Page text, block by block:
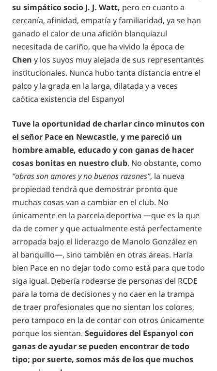
su simpático socio J. J. Watt, pero en cuanto a
cercanía, afinidad, empatía y familiaridad, ya se han
ganado el calor de una afición blanquiazul
necesitada de cariño, que ha vivido la época de
Chen y los suyos muy alejada de sus representantes
institucionales. Nunca hubo tanta distancia entre el
palco y la grada en la larga, dilatada y a veces
caótica existencia del Espanyol
Tuve la oportunidad de charlar cinco minutos con
el señor Pace en Newcastle, y me pareció un
hombre amable, educado y con ganas de hacer
cosas bonitas en nuestro club. No obstante, como
“obras son amores y no buenas razones”, la nueva
propiedad tendrá que demostrar pronto que
muchas cosas van a cambiar en el club. No
únicamente en la parcela deportiva —que es la que
da de comer y que actualmente está perfectamente
arropada bajo el liderazgo de Manolo González en
al banquillo—, sino también en otras áreas. Haría
bien Pace en no dejar todo como está para que todo
siga igual. Debería rodearse de personas del RCDE
para la toma de decisiones y no caer en la trampa
de traer profesionales que no sientan los colores,
pero tampoco en la de contar con otros únicamente
porque los sientan. Seguidores del Espanyol con
ganas de ayudar se pueden encontrar de todo
tipo; por suerte, somos más de los que muchos